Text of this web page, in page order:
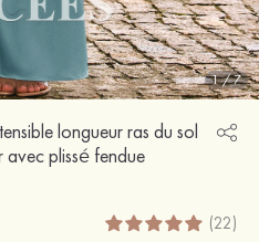
1/7
longueur ras du sol
avec plissé fendue
(22)